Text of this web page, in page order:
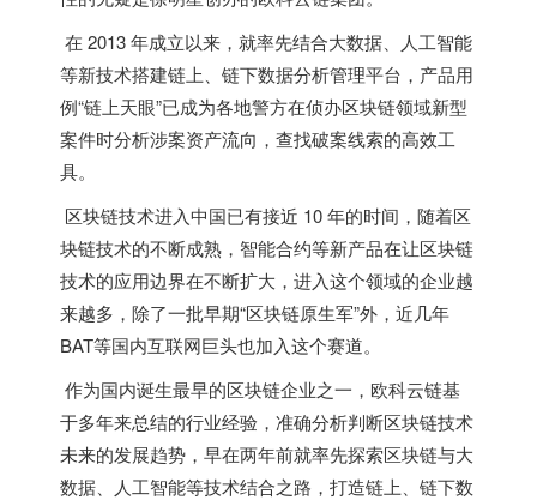
在 2013 年成立以来，就率先结合大数据、人工智能
等新技术搭建链上、链下数据分析管理平台，产品用
例“链上天眼”已成为各地警方在侦办区块链领域新型
案件时分析涉案资产流向，查找破案线索的高效工
具。
区块链技术进入中国已有接近 10 年的时间，随着区
块链技术的不断成熟，智能合约等新产品在让区块链
技术的应用边界在不断扩大，进入这个领域的企业越
来越多，除了一批早期“区块链原生军”外，近几年
BAT等国内互联网巨头也加入这个赛道。
作为国内诞生最早的区块链企业之一，欧科云链基
于多年来总结的行业经验，准确分析判断区块链技术
未来的发展趋势，早在两年前就率先探索区块链与大
数据、人工智能等技术结合之路，打造链上、链下数